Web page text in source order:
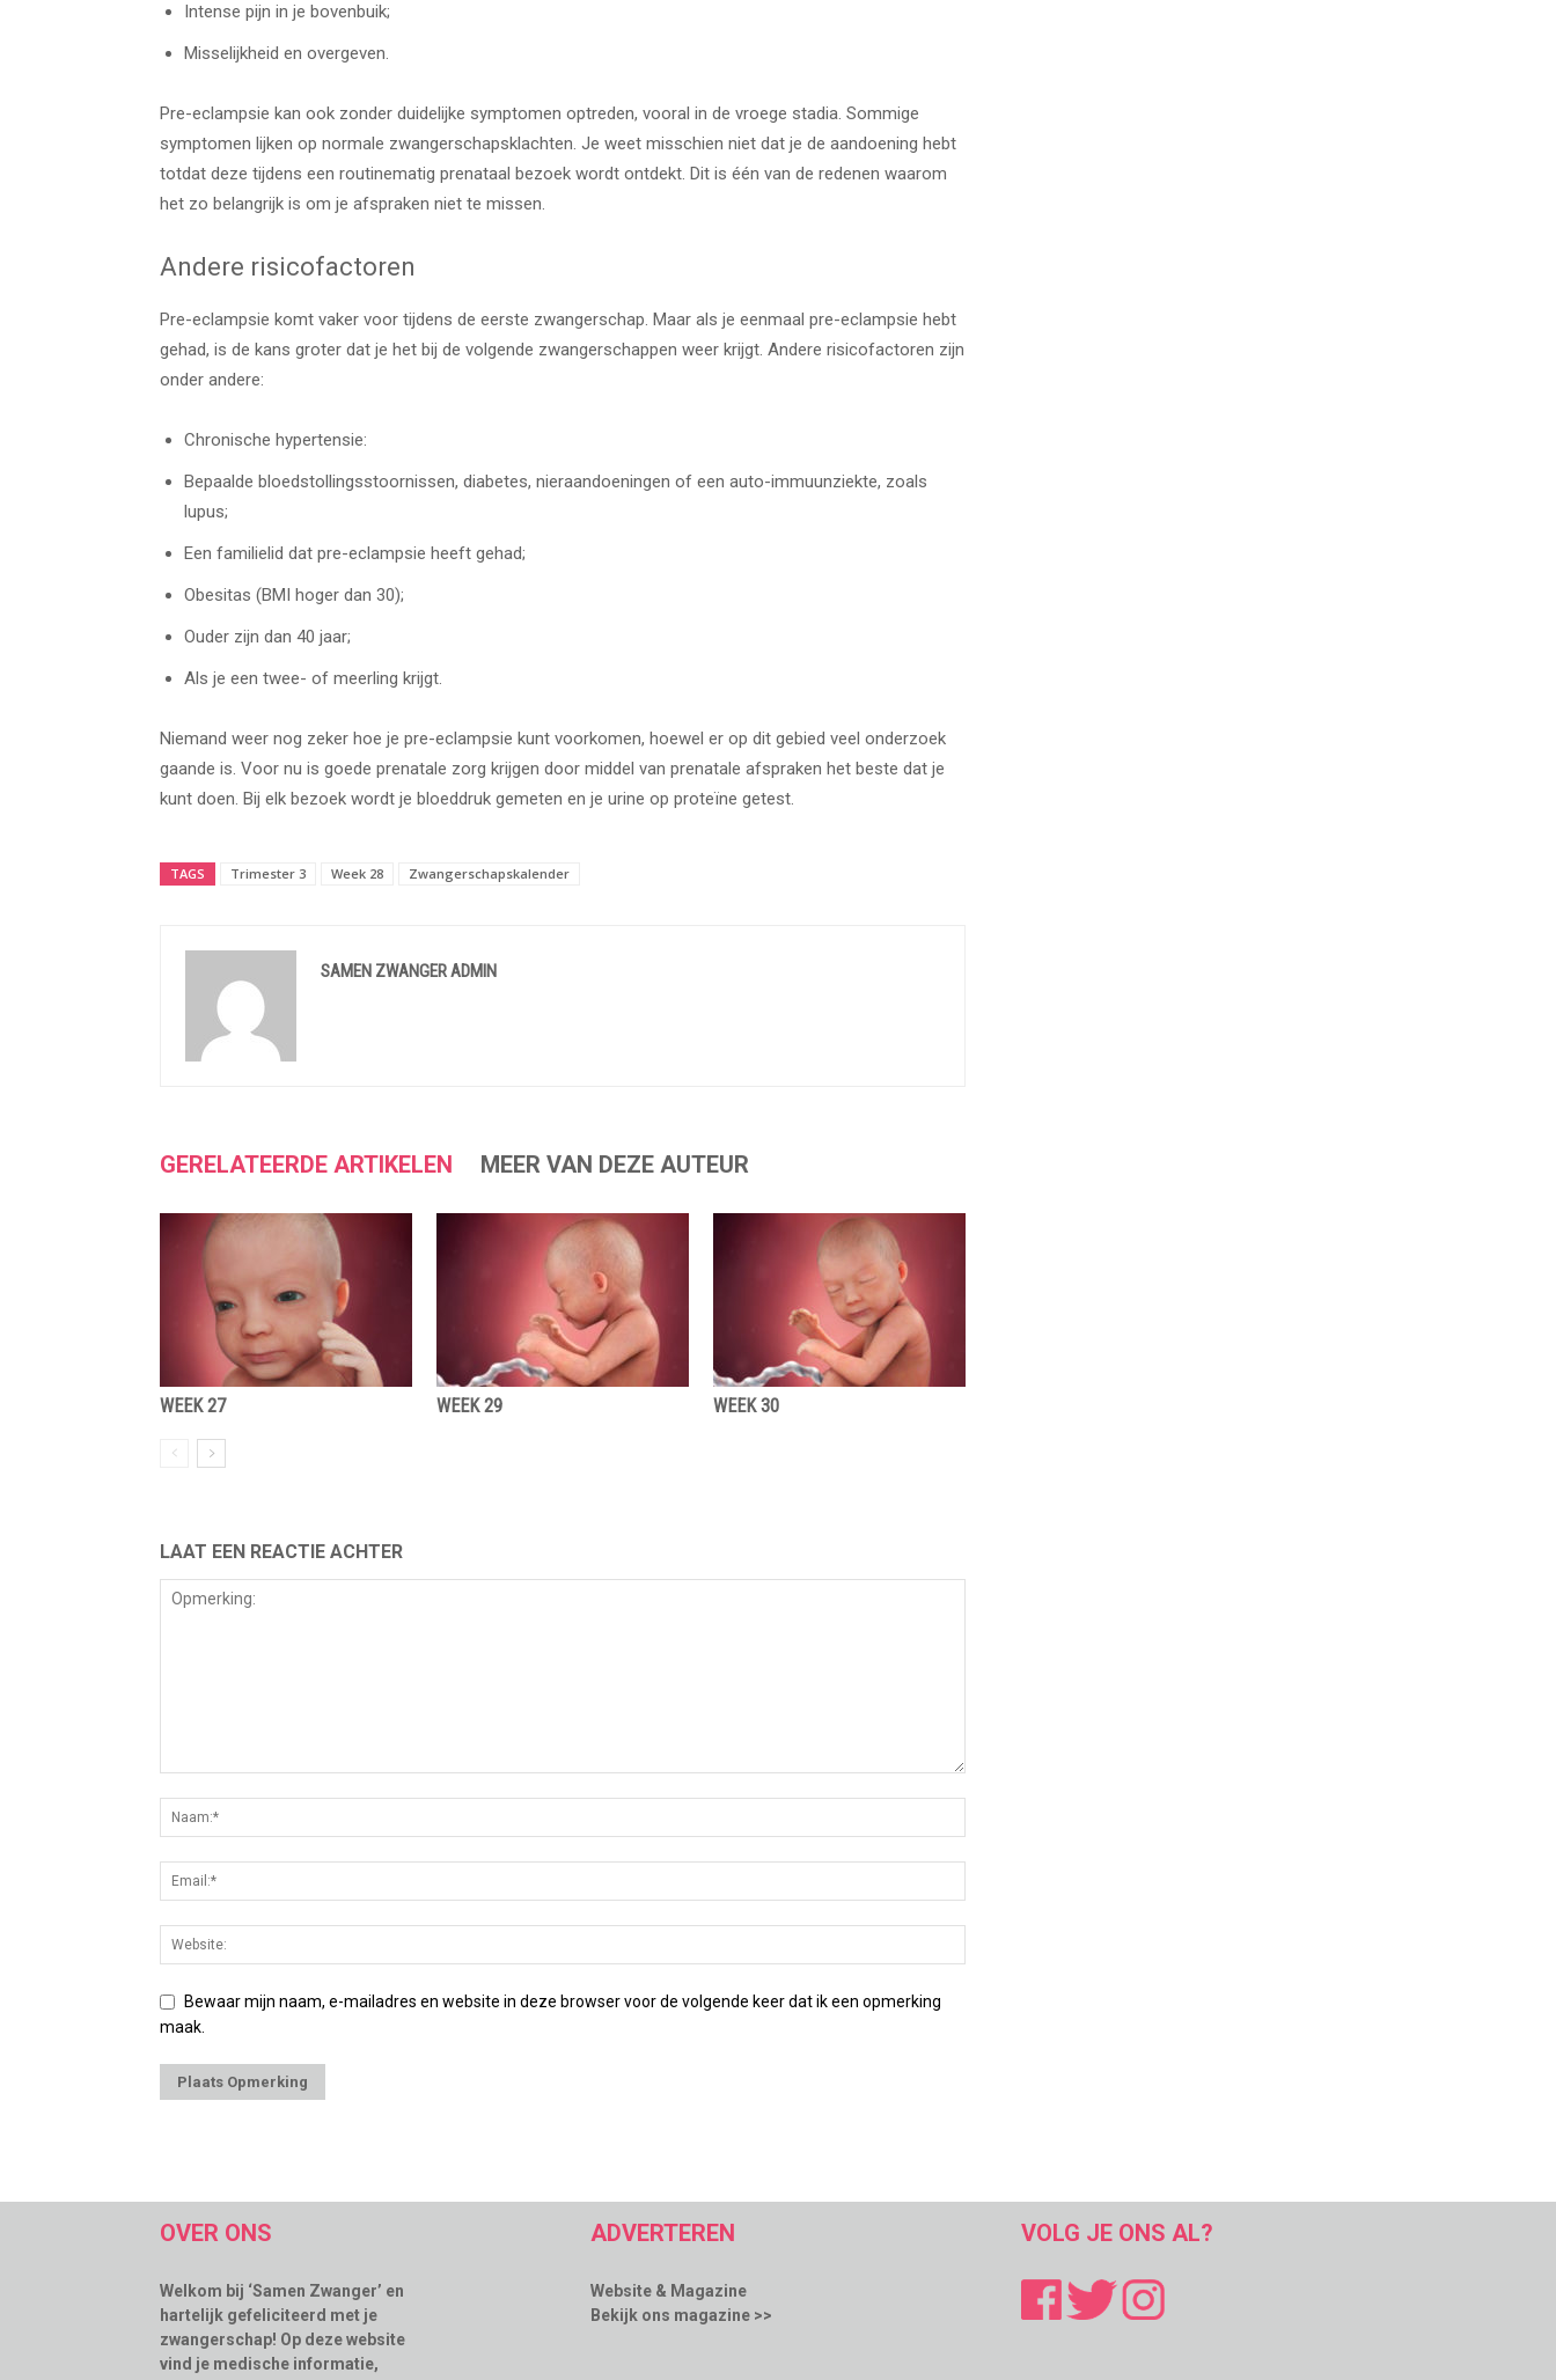
Intense pijn in je bovenbuik;
Misselijkheid en overgeven.
Pre-eclampsie kan ook zonder duidelijke symptomen optreden, vooral in de vroege stadia. Sommige
symptomen lijken op normale zwangerschapsklachten. Je weet misschien niet dat je de aandoening hebt
totdat deze tijdens een routinematig prenataal bezoek wordt ontdekt. Dit is één van de redenen waarom
het zo belangrijk is om je afspraken niet te missen.
Andere risicofactoren
Pre-eclampsie komt vaker voor tijdens de eerste zwangerschap. Maar als je eenmaal pre-eclampsie hebt
gehad, is de kans groter dat je het bij de volgende zwangerschappen weer krijgt. Andere risicofactoren zijn
onder andere:
Chronische hypertensie:
Bepaalde bloedstollingsstoornissen, diabetes, nieraandoeningen of een auto-immuunziekte, zoals
lupus;
Een familielid dat pre-eclampsie heeft gehad;
Obesitas (BMI hoger dan 30);
Ouder zijn dan 40 jaar;
Als je een twee- of meerling krijgt.
Niemand weer nog zeker hoe je pre-eclampsie kunt voorkomen, hoewel er op dit gebied veel onderzoek
gaande is. Voor nu is goede prenatale zorg krijgen door middel van prenatale afspraken het beste dat je
kunt doen. Bij elk bezoek wordt je bloeddruk gemeten en je urine op proteïne getest.
TAGS Trimester 3 Week 28 Zwangerschapskalender
SAMEN ZWANGER ADMIN
GERELATEERDE ARTIKELEN MEER VAN DEZE AUTEUR
WEEK 27 WEEK 29 WEEK 30
LAAT EEN REACTIE ACHTER
Bewaar mijn naam, e-mailadres en website in deze browser voor de volgende keer dat ik een opmerking
maak.
OVER ONS
Welkom bij ‘Samen Zwanger’ en
hartelijk gefeliciteerd met je
zwangerschap! Op deze website
vind je medische informatie,
ADVERTEREN
Website & Magazine
Bekijk ons magazine >>
VOLG JE ONS AL?